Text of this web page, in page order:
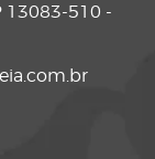
13083-510 -